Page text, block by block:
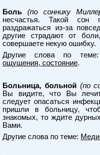
Боль (по соннику
несчастья. Такой
раздражаться из-за
другие страдают от
совершаете некую ошибку.
Другие слова по
ощущения, состояние.
Больница, больной (по
Вы видите, что Вы
следует опасаться
пришли в больницу,
знакомых, то ждите
Вами.
Другие слова по теме: